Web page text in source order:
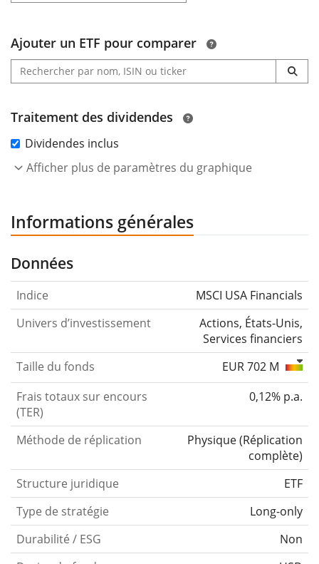
Ajouter un ETF pour comparer
Traitement des dividendes
Dividendes inclus
Afficher plus de paramètres du graphique
Informations générales
Données
Indice
MSCI USA Financials
Univers d’investissement
Actions, États-Unis,
Services financiers
Taille du fonds
EUR 702 M
Frais totaux sur encours
(TER)
0,12% p.a.
Méthode de réplication Physique(Réplication
complète)
Structure juridique
ETF
Type de stratégie
Long-only
Durabilité / ESG
Non